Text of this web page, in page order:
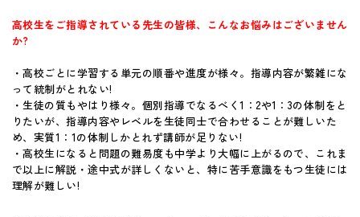
体験版・製品資料について
お問い合せ
マイページ
高校生をご指導されている先生の皆様、こんなお悩みはございません
か?
・高校ごとに学習する単元の順番や進度が様々。指導内容が繁雑にな
って統制がとれない!
・生徒の質もやはり様々。個別指導でなるべく1：2や1：3の体制をと
りたいが、指導内容やレベルを生徒同士で合わせることが難しいた
め、実質1：1の体制しかとれず講師が足りない!
・高校生になると問題の難易度も中学より大幅に上がるので、これま
で以上に解説・途中式が詳しくないと、特に苦手意識をもつ生徒には
理解が難しい!